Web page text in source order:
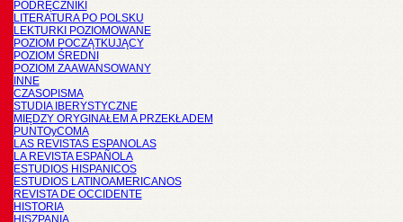
PODRĘCZNIKI
LITERATURA PO POLSKU
LEKTURKI POZIOMOWANE
POZIOM POCZĄTKUJĄCY
POZIOM ŚREDNI
POZIOM ZAAWANSOWANY
INNE
CZASOPISMA
STUDIA IBERYSTYCZNE
MIĘDZY ORYGINAŁEM A PRZEKŁADEM
PUNTOyCOMA
LAS REVISTAS ESPANOLAS
LA REVISTA ESPAÑOLA
ESTUDIOS HISPANICOS
ESTUDIOS LATINOAMERICANOS
REVISTA DE OCCIDENTE
HISTORIA
HISZPANIA